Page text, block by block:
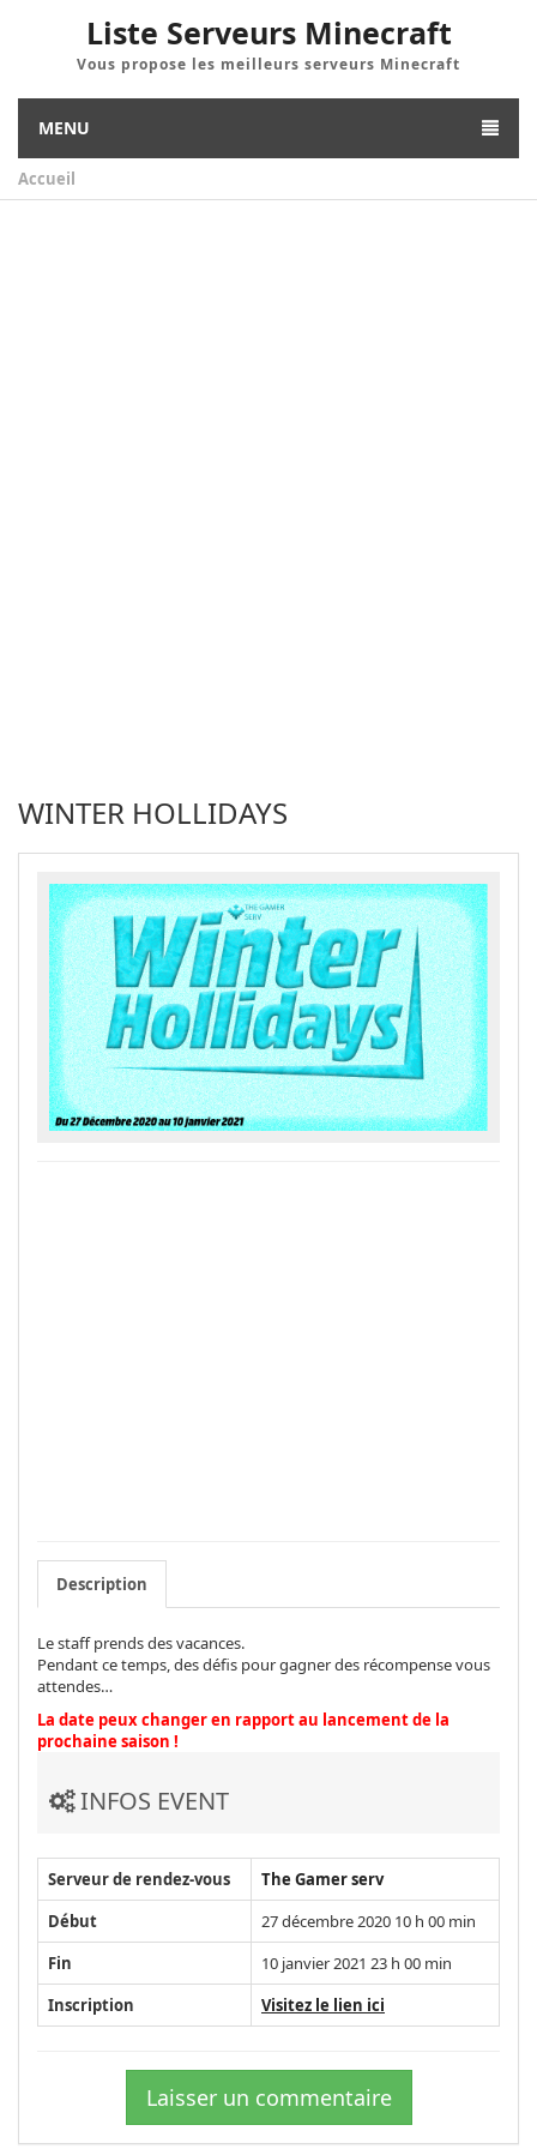
Liste Serveurs Minecraft
Vous propose les meilleurs serveurs Minecraft
MENU
Accueil
WINTER HOLLIDAYS
Description
Le staff prends des vacances.
Pendant ce temps, des défis pour gagner des récompense vous
attendes…
La date peux changer en rapport au lancement de la
prochaine saison !
INFOS EVENT
Serveur de rendez-vous
The Gamer serv
Début
27 décembre 2020 10 h 00 min
Fin
10 janvier 2021 23 h 00 min
Inscription
Visitez le lien ici
Laisser un commentaire